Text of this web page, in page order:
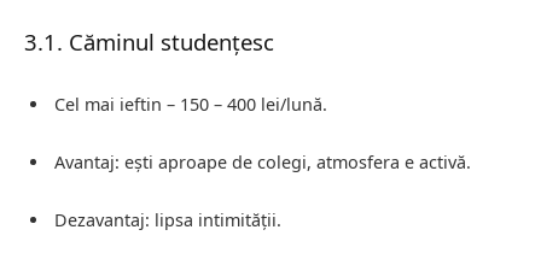
3.1. Căminul studențesc
Cel mai ieftin – 150 – 400 lei/lună.
Avantaj: ești aproape de colegi, atmosfera e activă.
Dezavantaj: lipsa intimității.